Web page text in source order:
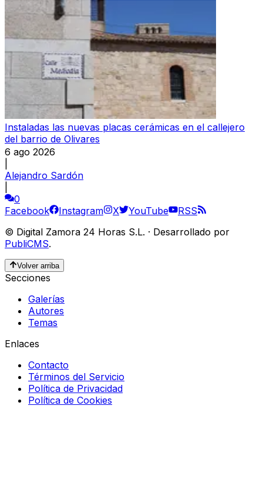
Instaladas las nuevas placas cerámicas en el callejero
del barrio de Olivares
6 ago 2026
Alejandro Sardón
0
Facebook
Instagram X YouTube
RSS
© Digital Zamora 24 Horas S.L. · Desarrollado por
PubliCMS.
Volver arriba
Secciones
Galerías
Autores
Temas
Enlaces
Contacto
Términos del Servicio
Política de Privacidad
Política de Cookies